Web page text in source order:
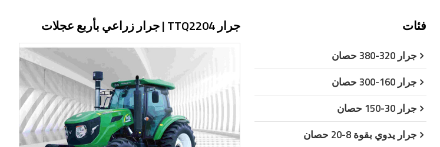
جرار TTQ2204 | جرار زراعي بأربع عجلات فئات
جرار 320-380 حصان
جرار 160-300 حصان
جرار 30-150 حصان
جرار يدوي بقوة 8-20 حصان